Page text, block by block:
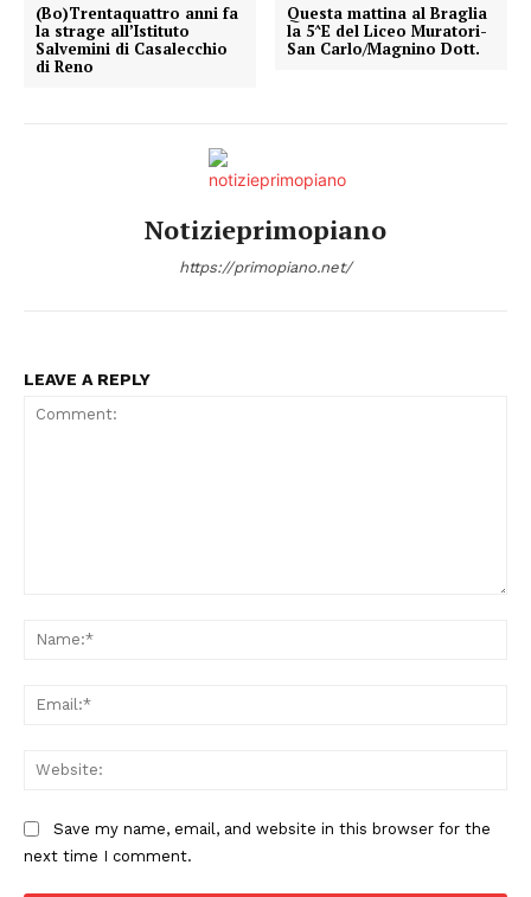
(Bo)Trentaquattro anni fa
la strage all’Istituto
Salvemini di Casalecchio
di Reno
Questa mattina al Braglia
la 5^E del Liceo Muratori-
San Carlo/Magnino Dott.
Notizieprimopiano
https://primopiano.net/
LEAVE A REPLY
Save my name, email, and website in this browser for the
next time I comment.